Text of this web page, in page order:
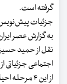
گرفته است.
جزئیات پیش‌نویس ۳۵
به گزارش عصر
نقل از حمید
اجتماعی
از این ۴ مرحله احیای برجام را تشریح کرده است.